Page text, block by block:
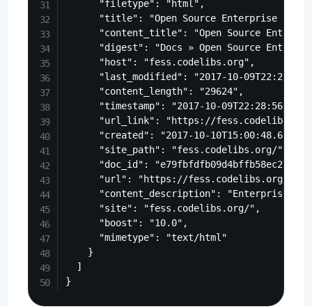
      "filetype": "html",
"title": "Open Source Enterprise
"content_title": "Open Source
"digest": "Docs » Open Source
      "host": "fess.codelibs.org",
"last_modified": "2017-10-
      "content_length": "29624",
"timestamp": "2017-10-
"url_link": "https://
      "created": "2017-10-10T15:00:48.609Z",
      "site_path": "fess.codelibs.org/",
"doc_id":
      "url": "https://fess.codelibs.org/",
"content_description": "Enterprise
      "site": "fess.codelibs.org/",
      "boost": "10.0",
      "mimetype": "text/html"
    }
  ]